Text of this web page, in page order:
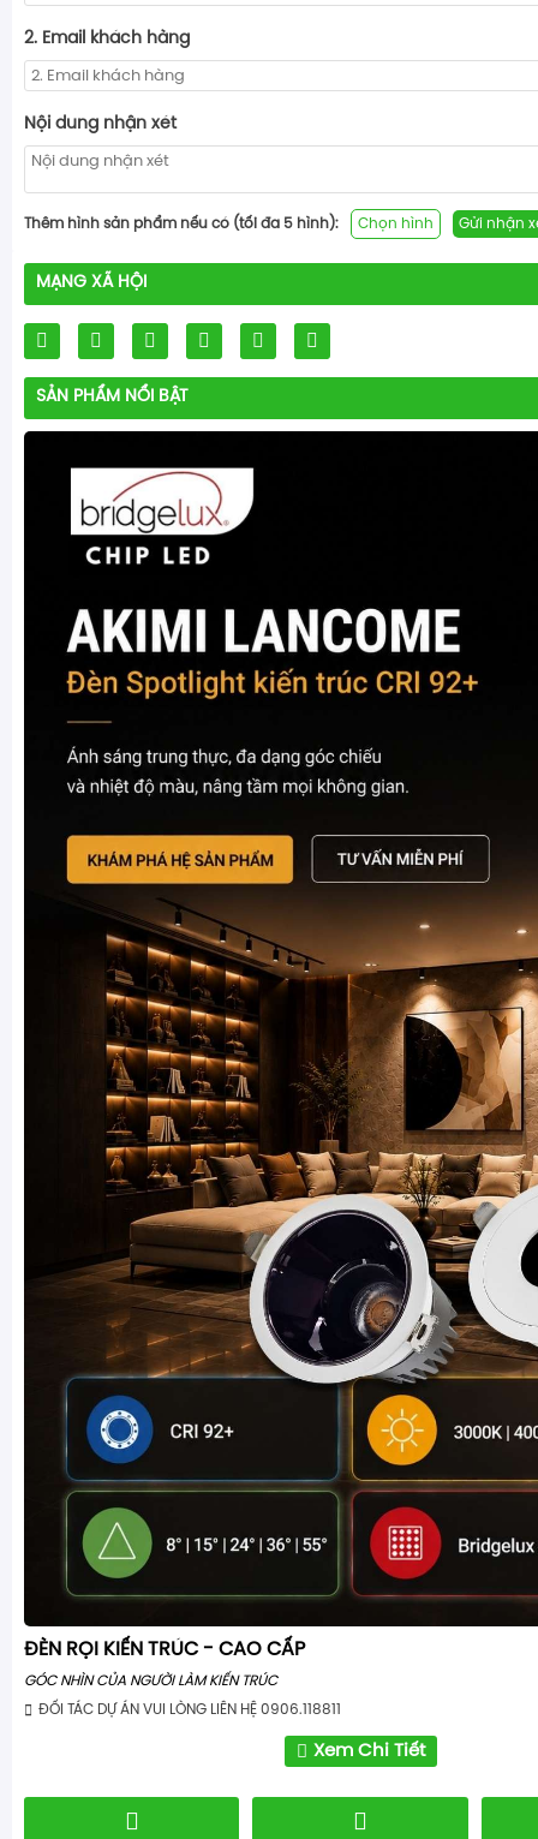
2. Email khách hàng
Nội dung nhận xét
Thêm hình sản phẩm nếu có (tối đa 5 hình): Chọn hình Gửi nhận
MẠNG XÃ HỘI
SẢN PHẨM NỔI BẬT
ĐÈN RỌI KIẾN TRÚC - CAO CẤP
GÓC NHÌN CỦA NGƯỜI LÀM KIẾN TRÚC
ĐỐI TÁC DỰ ÁN VUI LÒNG LIÊN HỆ 0906.118811
Xem Chi Tiết